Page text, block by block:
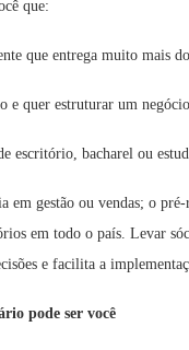
que:
que entrega muito mais
e quer estruturar um
escritório, bacharel ou
em gestão ou vendas; o
em todo o país. Levar
e facilita a
pode ser você